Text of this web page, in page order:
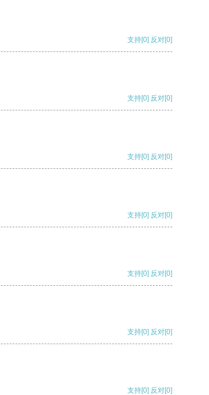
支持[0] 反对[0]
支持[0] 反对[0]
支持[0] 反对[0]
支持[0] 反对[0]
支持[0] 反对[0]
支持[0] 反对[0]
支持[0] 反对[0]